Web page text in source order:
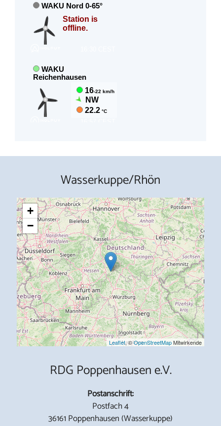
Wasserkuppe/Rhön
+
−
Leaflet, ©OpenStreetMapMitwirkende
RDG Poppenhausen e.V.
Postanschrift:
Postfach 4
36161 Poppenhausen (Wasserkuppe)